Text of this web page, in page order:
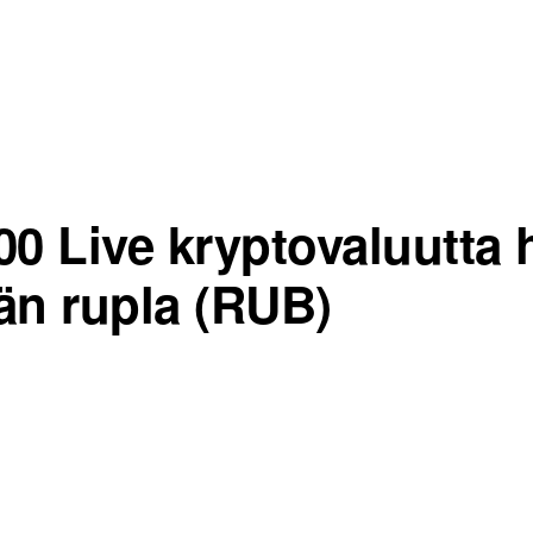
Live kryptovaluutta
rupla (RUB)